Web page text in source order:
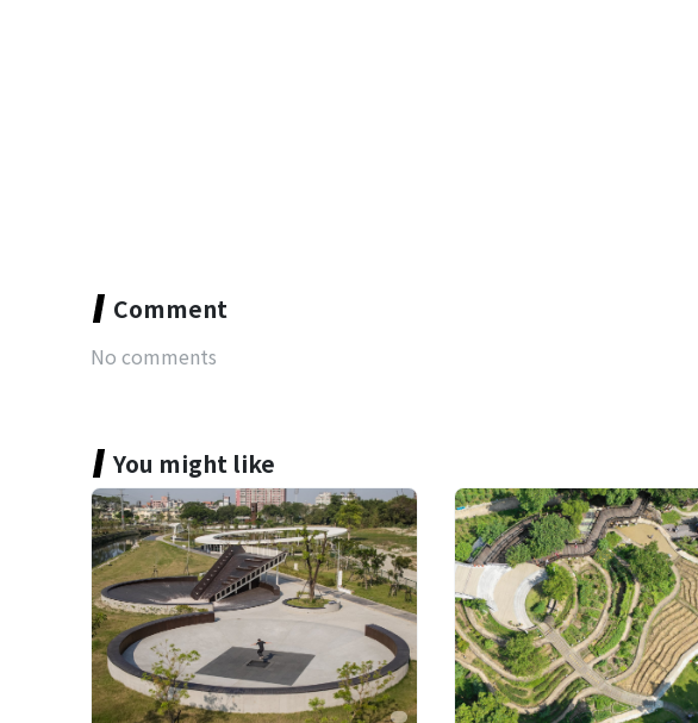
Comment
No comments
You might like